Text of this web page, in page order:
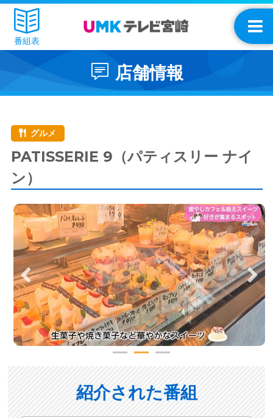
番組表
店舗情報
グルメ
PATISSERIE 9（パティスリー ナイ
ン）
紹介された番組